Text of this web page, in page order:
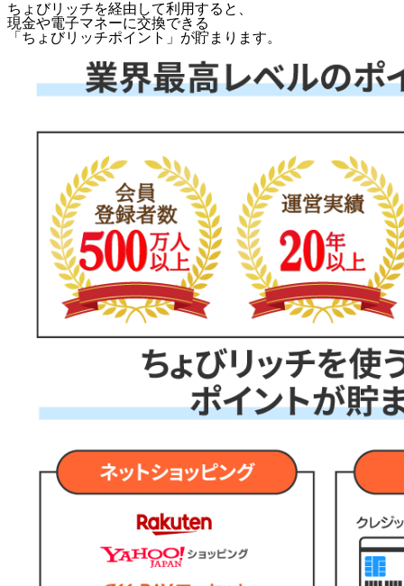
ちょびリッチを経由して利用すると、
現金や電子マネーに交換できる
「 ちょびリッチポイント 」が貯まります。